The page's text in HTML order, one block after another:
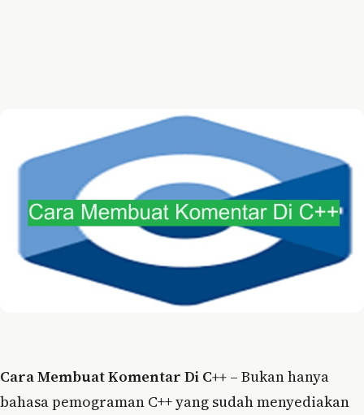
Cara Membuat Komentar Di C++ – Bukan hanya
bahasa pemograman C++ yang sudah menyediakan